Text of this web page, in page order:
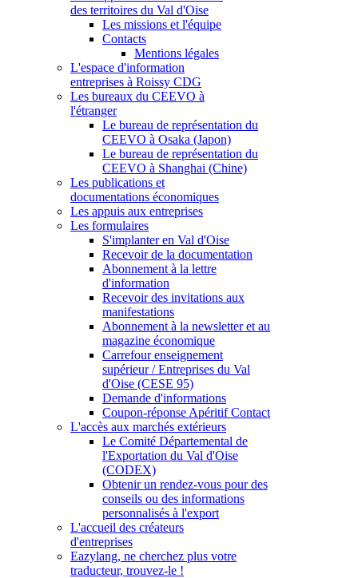
des territoires du Val d'Oise
Les missions et l'équipe
Contacts
Mentions légales
L'espace d'information
entreprises à Roissy CDG
Les bureaux du CEEVO à
l'étranger
Le bureau de représentation du
CEEVO à Osaka (Japon)
Le bureau de représentation du
CEEVO à Shanghai (Chine)
Les publications et
documentations économiques
Les appuis aux entreprises
Les formulaires
S'implanter en Val d'Oise
Recevoir de la documentation
Abonnement à la lettre
d'information
Recevoir des invitations aux
manifestations
Abonnement à la newsletter et au
magazine économique
Carrefour enseignement
supérieur / Entreprises du Val
d'Oise (CESE 95)
Demande d'informations
Coupon-réponse Apéritif Contact
L'accès aux marchés extérieurs
Le Comité Départemental de
l'Exportation du Val d'Oise
(CODEX)
Obtenir un rendez-vous pour des
conseils ou des informations
personnalisés à l'export
L'accueil des créateurs
d'entreprises
Eazylang, ne cherchez plus votre
traducteur, trouvez-le !